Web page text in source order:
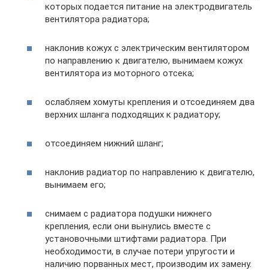
которых подается питание на электродвигатель
вентилятора радиатора;
наклонив кожух с электрическим вентилятором
по направлению к двигателю, вынимаем кожух
вентилятора из моторного отсека;
ослабляем хомуты крепления и отсоединяем два
верхних шланга подходящих к радиатору;
отсоединяем нижний шланг;
наклонив радиатор по направлению к двигателю,
вынимаем его;
снимаем с радиатора подушки нижнего
крепления, если они вынулись вместе с
установочными штифтами радиатора. При
необходимости, в случае потери упругости и
наличию порванных мест, производим их замену.